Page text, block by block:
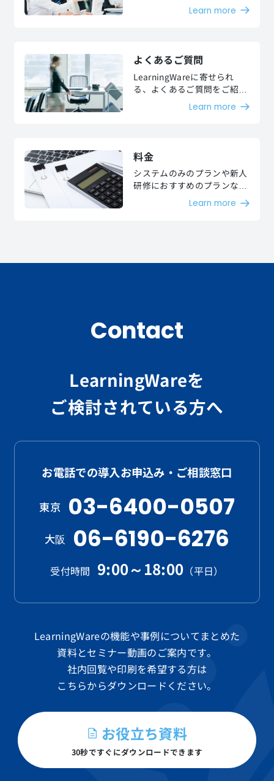
お客様より、高い評価を頂い
Learn more
よくあるご質問
LearningWareに寄せられ
る、よくあるご質問をご紹介
Learn more
料金
システムのみのプランや新人
研修におすすめのプランなど
お客様のご要望に沿った様々
な料金プランをご用意してお
Learn more
Contact
LearningWareを
ご検討されている方へ
お電話での導入お申込み・ご相談窓口
東京 03-6400-0507
大阪 06-6190-6276
受付時間 9:00～18:00 （平日）
LearningWareの機能や事例についてまとめた
資料とセミナー動画のご案内です。
社内回覧や印刷を希望する方は
こちらからダウンロードください。
お役立ち資料
30秒ですぐにダウンロードできます